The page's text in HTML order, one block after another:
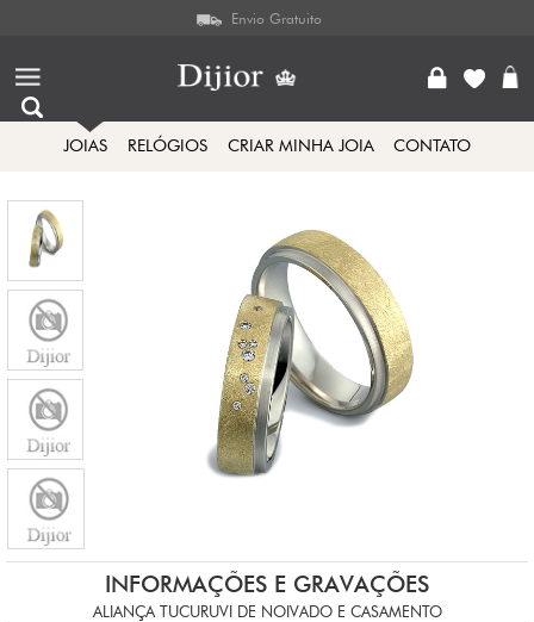
Envio Gratuito
JOIAS RELÓGIOS CRIAR MINHA JOIA CONTATO
INFORMAÇÕES E GRAVAÇÕES
ALIANÇA TUCURUVI DE NOIVADO E CASAMENTO